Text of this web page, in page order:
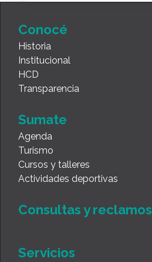
Conocé
Historia
Institucional
HCD
Transparencia
Sumate
Agenda
Turismo
Cursos y talleres
Actividades deportivas
Consultas y reclamos
Servicios